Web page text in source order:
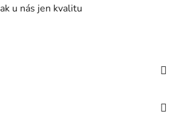
u nás jen kvalitu